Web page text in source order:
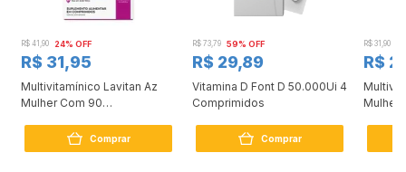
R$ 41,90 24% OFF
R$ 31,95
Multivitamínico Lavitan Az
Mulher Com 90
Comprar
R$ 73,79 59% OFF
R$ 29,89
Vitamina D Font D 50.000Ui 4
Comprimidos
Comprar
R$ 31,90
R$
Mulher